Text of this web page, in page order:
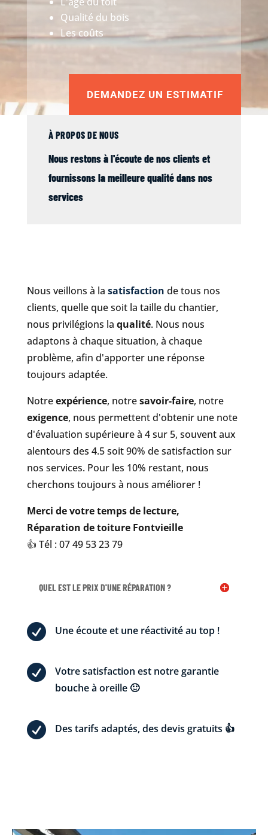
Qualité du bois
Les coûts
DEMANDEZ UN ESTIMATIF
À PROPOS DE NOUS
Nous restons à l'écoute de nos clients et
fournissons la meilleure qualité dans nos
services
Nous veillons à la satisfaction de tous nos
clients, quelle que soit la taille du chantier,
nous privilégions la qualité. Nous nous
adaptons à chaque situation, à chaque
problème, afin d'apporter une réponse
toujours adaptée.
Notreexpérience, notresavoir-faire, notre
exigence, nous permettent d'obtenir une note
d'évaluation supérieure à 4 sur 5, souvent aux
alentours des 4.5 soit 90% de satisfaction sur
nos services. Pour les 10% restant, nous
cherchons toujours à nous améliorer !
Merci de votre temps de lecture,
Réparation de toiture Fontvieille
👍 Tél : 07 49 53 23 79
QUEL EST LE PRIX D'UNE RÉPARATION ?
 Une écoute et une réactivité au top !

Votre satisfaction est notre garantie
bouche à oreille 🙂
 Des tarifs adaptés, des devis gratuits 👍